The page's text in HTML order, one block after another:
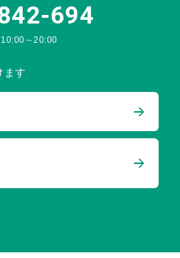
694
～20:00
ます